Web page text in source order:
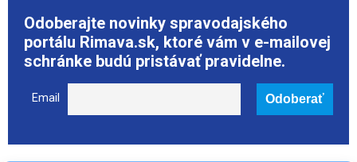
Odoberajte novinky spravodajského
portálu Rimava.sk, ktoré vám v e-mailovej
schránke budú pristávať pravidelne.
Email